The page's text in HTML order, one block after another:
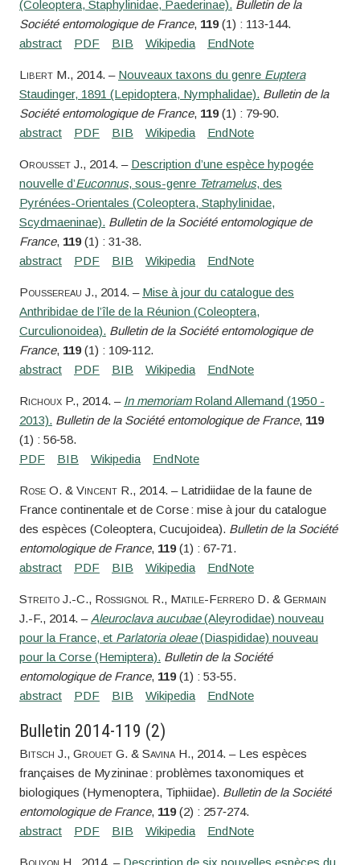
(Coleoptera, Staphylinidae, Paederinae). Bulletin de la
Société entomologique de France, 119(1) : 113‑144.
LibertM., 2014. – Nouveaux taxons du genre Euptera
Staudinger, 1891 (Lepidoptera, Nymphalidae). Bulletin de la
Société entomologique de France, 119(1) : 79‑90.
OroussetJ., 2014. – Description d’une espèce hypogée
nouvelle d’Euconnus, sous-genre Tetramelus, des
Pyrénées-Orientales (Coleoptera, Staphylinidae,
Scydmaeninae). Bulletin de la Société entomologique de
France, 119(1) : 31‑38.
Poussereau J., 2014. – Mise à jour du catalogue des
Anthribidae de l’île de la Réunion (Coleoptera,
Curculionoidea). Bulletin de la Société entomologique de
France, 119(1) : 109‑112.
RichouxP., 2014. – In memoriamRoland Allemand (1950 -
2013). Bulletin de la Société entomologique de France, 119
(1) : 56‑58.
RoseO. & VincentR., 2014. – Latridiidae de la faune de
France continentale et de Corse : mise à jour du catalogue
des espèces (Coleoptera, Cucujoidea). Bulletin de la Société
entomologique de France, 119(1) : 67‑71.
StreitoJ.-C., Rossignol R., Matile-FerreroD. & Germain
J.-F., 2014. – Aleuroclava aucubae(Aleyrodidae) nouveau
pour la France, et Parlatoria oleae(Diaspididae) nouveau
pour la Corse (Hemiptera). Bulletin de la Société
entomologique de France, 119(1) : 53‑55.
Bulletin 2014-119 (2)
Bitsch J., GrouetG. & SavinaH., 2014. – Les espèces
françaises de Myzininae : problèmes taxonomiques et
biologiques (Hymenoptera, Tiphiidae). Bulletin de la Société
entomologique de France, 119(2) : 257‑274.
Bouyon H. , 2014. – Description de six nouvelles espèces du